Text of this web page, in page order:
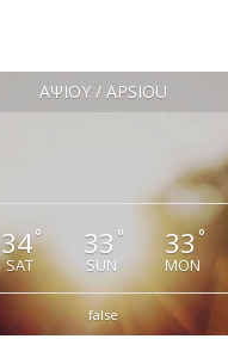
ΑΨΙΟΥ / APSIOU
34°
SAT
33 °
SUN
33 °
MON
false